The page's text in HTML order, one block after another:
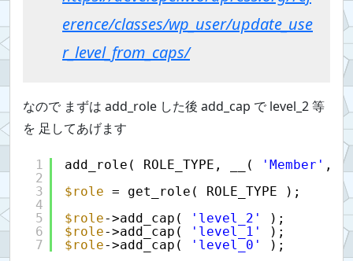
erence/classes/wp_user/update_use
r_level_from_caps/
なので まずは add_role した後 add_cap で level_2 等
を 足してあげます
1
2
3
4
5
6
7
add_role( ROLE_TYPE, __( 'Member' ,
$role = get_role( ROLE_TYPE );
$role->add_cap( 'level_2'
);
$role->add_cap( 'level_1'
);
$role->add_cap( 'level_0' );